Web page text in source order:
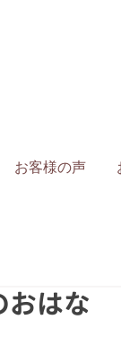
お客様の声
はな